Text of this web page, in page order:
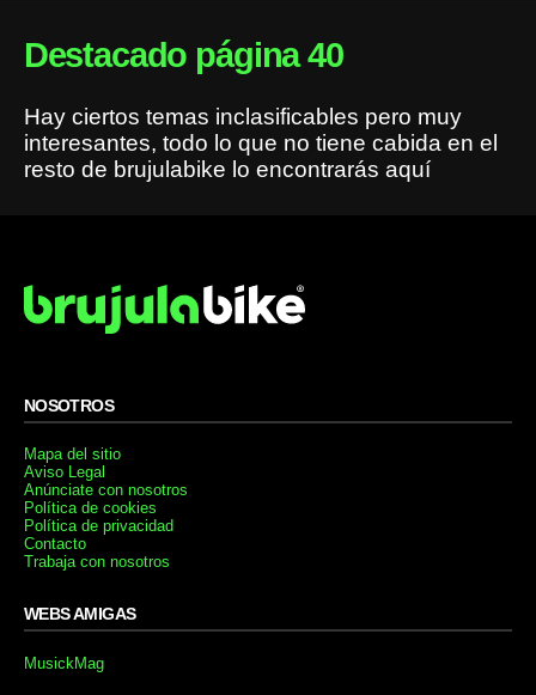
Destacado página 40
Hay ciertos temas inclasificables pero muy
interesantes, todo lo que no tiene cabida en el
resto de brujulabike lo encontrarás aquí
NOSOTROS
Mapa del sitio
Aviso Legal
Anúnciate con nosotros
Política de cookies
Política de privacidad
Contacto
Trabaja con nosotros
WEBS AMIGAS
MusickMag